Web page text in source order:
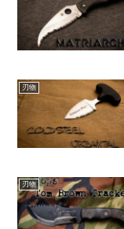
刃物
刃物